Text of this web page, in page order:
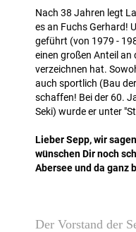
Nach 38 Jahren legt
es an Fuchs Gerhard!
geführt (von 1979 -
einen großen Anteil an
verzeichnen hat.
auch sportlich (Bau
schaffen! Bei der 60.
Seki) wurde er unter
Lieber Sepp, wir
wünschen Dir noch
Abersee und da ganz
Der Vorstand der